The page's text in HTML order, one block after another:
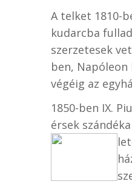
A telket 1810-
kudarcba
szerzetesek
ben, Napóleon
végéig az
1850-ben IX.
érsek